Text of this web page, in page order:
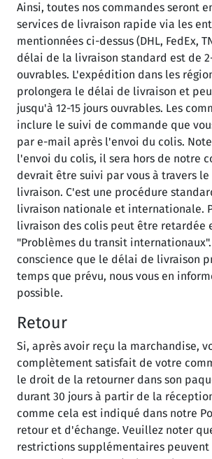
Ainsi, toutes nos commandes seront
services de livraison rapide via les
mentionnées ci-dessus (DHL, FedEx,
délai de la livraison standard est de
ouvrables. L'expédition dans les
prolongera le délai de livraison et
jusqu'à 12-15 jours ouvrables. Les
inclure le suivi de commande que
par e-mail après l'envoi du colis.
l'envoi du colis, il sera hors de notre
devrait être suivi par vous à travers le
livraison. C'est une procédure
livraison nationale et internationale.
livraison des colis peut être retardée
"Problèmes du transit
conscience que le délai de livraison
temps que prévu, nous vous en
possible.
Retour
Si, après avoir reçu la marchandise,
complètement satisfait de votre
le droit de la retourner dans son
durant 30 jours à partir de la
comme cela est indiqué dans notre
retour et d'échange. Veuillez noter
restrictions supplémentaires